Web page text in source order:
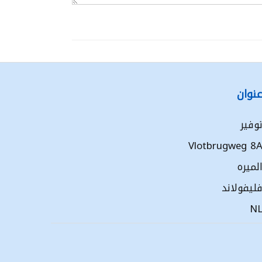
عنوان
توفير
Vlotbrugweg 8A
الميره
فليفولاند
NL